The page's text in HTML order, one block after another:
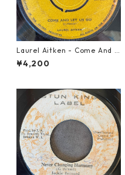
Laurel Aitken - Come And L
et Us Go【7-21779】
¥4,200